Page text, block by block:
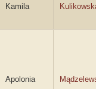
Kamila
Apolonia